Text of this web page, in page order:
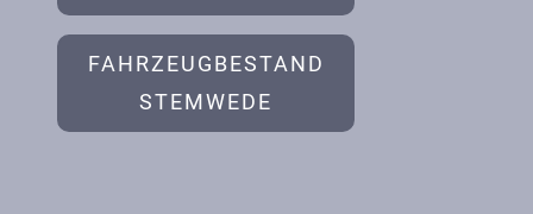
FAHRZEUGBESTAND
STEMWEDE